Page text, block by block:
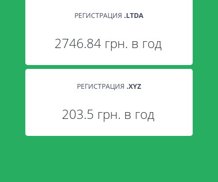
РЕГИСТРАЦИЯ .LTDA
2746.84 грн. в год
РЕГИСТРАЦИЯ .XYZ
203.5 грн. в год